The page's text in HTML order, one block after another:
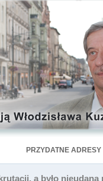
PRZYDATNE ADRESY
a było